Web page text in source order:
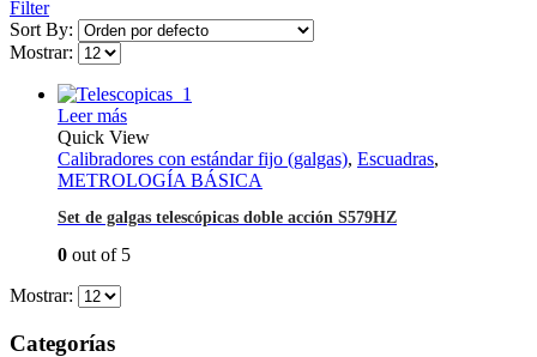
Filter
Sort By:
Mostrar:
Leer más
Quick View
Calibradores con estándar fijo (galgas), Escuadras,
METROLOGÍA BÁSICA
Set de galgas telescópicas doble acción S579HZ
0 out of 5
Mostrar:
Categorías